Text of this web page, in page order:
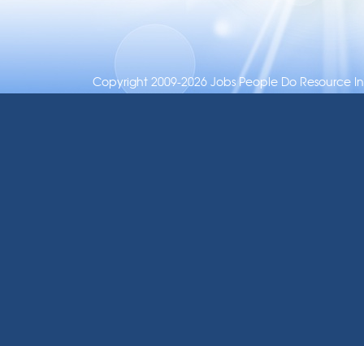
Copyright 2009-2026 Jobs People Do Resource